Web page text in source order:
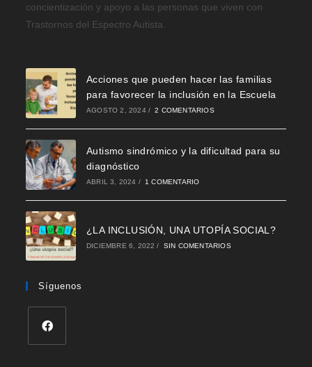
concientización y apoyo a las personas que viven con
Trastornos del Espectro Autista.
Acciones que pueden hacer las familias
para favorecer la inclusión en la Escuela
AGOSTO 2, 2024 / 2 COMENTARIOS
Autismo sindrómico y la dificultad para su
diagnóstico
ABRIL 3, 2024 / 1 COMENTARIO
¿LA INCLUSIÓN, UNA UTOPÍA SOCIAL?
DICIEMBRE 6, 2022 / SIN COMENTARIOS
Síguenos